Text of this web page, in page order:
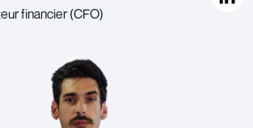
financier (CFO)